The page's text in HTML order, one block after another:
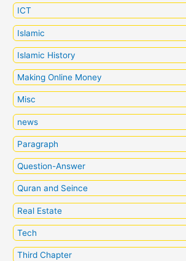
ICT
Islamic
Islamic History
Making Online Money
Misc
news
Paragraph
Question-Answer
Quran and Seince
Real Estate
Tech
Third Chapter